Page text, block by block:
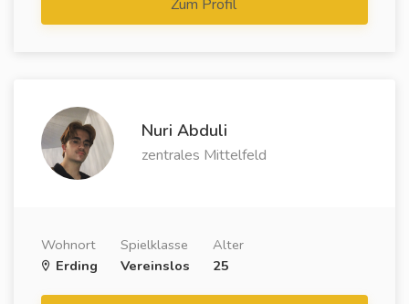
Zum Profil
Nuri Abduli
zentrales Mittelfeld
Wohnort
Erding
Spielklasse
Vereinslos
Alter
25